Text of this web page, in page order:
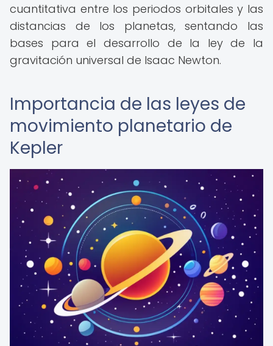
cuantitativa entre los periodos orbitales y las
distancias de los planetas, sentando las
bases para el desarrollo de la ley de la
gravitación universal de Isaac Newton.
Importancia de las leyes de
movimiento planetario de
Kepler